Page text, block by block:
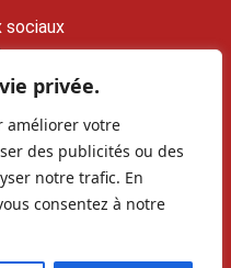
privée.
améliorer votre
des publicités ou des
notre trafic. En
consentez à notre
sociaux
Romans
Archives